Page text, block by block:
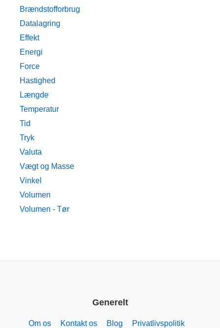
Brændstofforbrug
Datalagring
Effekt
Energi
Force
Hastighed
Længde
Temperatur
Tid
Tryk
Valuta
Vægt og Masse
Vinkel
Volumen
Volumen - Tør
Generelt
Om os Kontakt os Blog Privatlivspolitik